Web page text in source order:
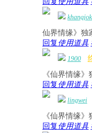
仙界情缘》独
回复使用道具
1900
《仙界情缘
回复使用道具
lingwei
《仙界情缘
回复使用道具